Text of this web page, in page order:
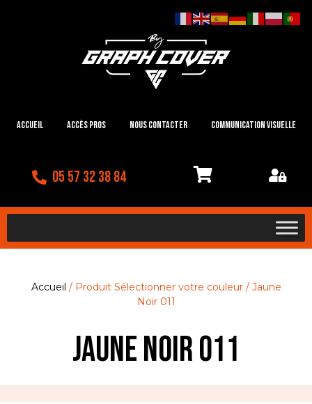
Accueil Accès Pros Nous contacter Communication visuelle
05 57 32 38 84
Accueil / Produit Sélectionner votre couleur / Jaune
Noir 011
Jaune Noir 011